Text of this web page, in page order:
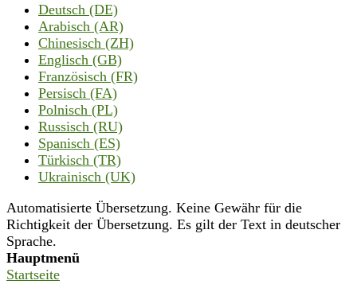
Deutsch (DE)
Arabisch (AR)
Chinesisch (ZH)
Englisch (GB)
Französisch (FR)
Persisch (FA)
Polnisch (PL)
Russisch (RU)
Spanisch (ES)
Türkisch (TR)
Ukrainisch (UK)
Automatisierte Übersetzung. Keine Gewähr für die
Richtigkeit der Übersetzung. Es gilt der Text in deutscher
Sprache.
Hauptmenü
Startseite